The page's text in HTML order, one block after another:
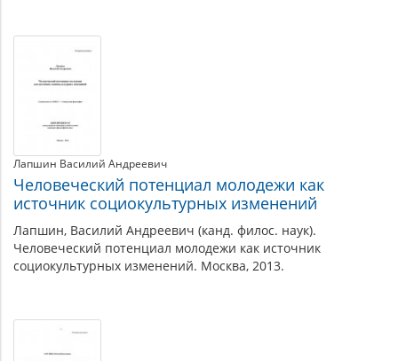
Лапшин Василий Андреевич
Человеческий потенциал молодежи как
источник социокультурных изменений
Лапшин, Василий Андреевич (канд. филос. наук).
Человеческий потенциал молодежи как источник
социокультурных изменений. Москва, 2013.